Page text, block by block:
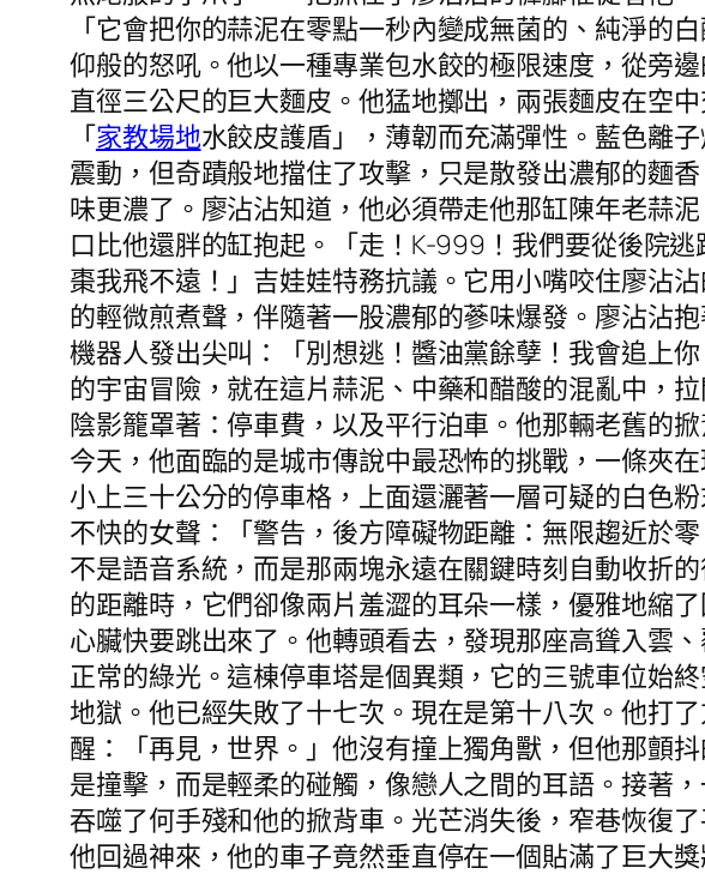
「它會把你的蒜泥在零點一秒內變成無菌的、純淨的
仰般的怒吼。他以一種專業包水餃的極限速度，從旁
直徑三公尺的巨大麵皮。他猛地擲出，兩張麵皮在空
「家教場地水餃皮護盾」，薄韌而充滿彈性。藍色離
震動，但奇蹟般地擋住了攻擊，只是散發出濃郁的麵
味更濃了。廖沾沾知道，他必須帶走他那缸陳年老蒜
口比他還胖的缸抱起。「走！K-999！我們要從後院
棗我飛不遠！」吉娃娃特務抗議。它用小嘴咬住廖沾
的輕微煎煮聲，伴隨著一股濃郁的蔘味爆發。廖沾沾
機器人發出尖叫：「別想逃！醬油黨餘孽！我會追上
的宇宙冒險，就在這片蒜泥、中藥和醋酸的混亂中，
陰影籠罩著：停車費，以及平行泊車。他那輛老舊的
今天，他面臨的是城市傳說中最恐怖的挑戰，一條夾
小上三十公分的停車格，上面還灑著一層可疑的白色
不快的女聲：「警告，後方障礙物距離：無限趨近於
不是語音系統，而是那兩塊永遠在關鍵時刻自動收折
的距離時，它們卻像兩片羞澀的耳朵一樣，優雅地縮
心臟快要跳出來了。他轉頭看去，發現那座高聳入雲
正常的綠光。這棟停車塔是個異類，它的三號車位始
地獄。他已經失敗了十七次。現在是第十八次。他打
醒：「再見，世界。」他沒有撞上獨角獸，但他那顫
是撞擊，而是輕柔的碰觸，像戀人之間的耳語。接著
吞噬了何手殘和他的掀背車。光芒消失後，窄巷恢復
他回過神來，他的車子竟然垂直停在一個貼滿了巨大